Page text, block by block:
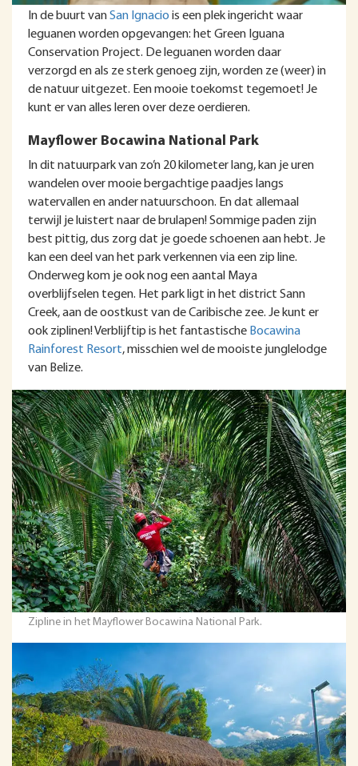
In de buurt vanSan Ignacio is een plek ingericht waar
leguanen worden opgevangen: het Green Iguana
Conservation Project. De leguanen worden daar
verzorgd en als ze sterk genoeg zijn, worden ze (weer) in
de natuur uitgezet. Een mooie toekomst tegemoet! Je
kunt er van alles leren over deze oerdieren.
Mayflower Bocawina National Park
In dit natuurpark van zo’n 20 kilometer lang, kan je uren
wandelen over mooie bergachtige paadjes langs
watervallen en ander natuurschoon. En dat allemaal
terwijl je luistert naar de brulapen! Sommige paden zijn
best pittig, dus zorg dat je goede schoenen aan hebt. Je
kan een deel van het park verkennen via een zip line.
Onderweg kom je ook nog een aantal Maya
overblijfselen tegen. Het park ligt in het district Sann
Creek, aan de oostkust van de Caribische zee. Je kunt er
ook ziplinen! Verblijftip is het fantastische Bocawina
Rainforest Resort, misschien wel de mooiste junglelodge
van Belize.
Zipline in het Mayflower Bocawina National Park.